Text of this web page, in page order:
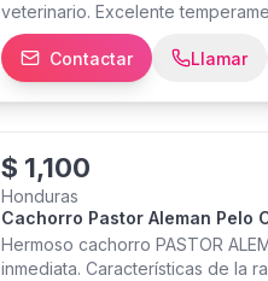
veterinario. Excelente
Contactar Llamar
$ 1,100
Honduras
Cachorro Pastor Aleman Pelo
Hermoso cachorro PASTOR
inmediata. Características de la